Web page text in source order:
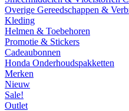
Overige Gereedschappen &
Kleding
Helmen & Toebehoren
Promotie & Stickers
Cadeaubonnen
Honda Onderhoudspakketten
Merken
Nieuw
Sale!
Outlet